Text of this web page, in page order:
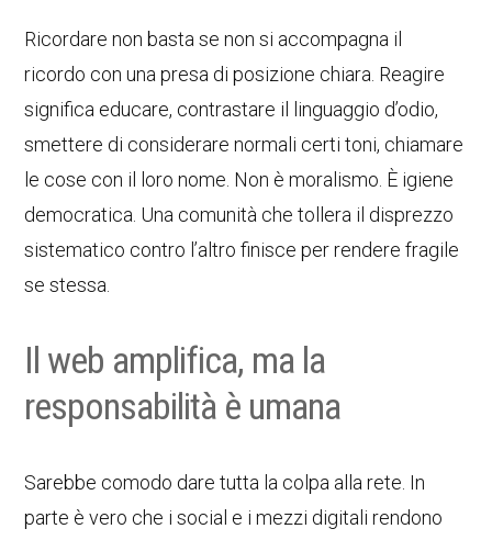
Ricordare non basta se non si accompagna il
ricordo con una presa di posizione chiara. Reagire
significa educare, contrastare il linguaggio d’odio,
smettere di considerare normali certi toni, chiamare
le cose con il loro nome. Non è moralismo. È igiene
democratica. Una comunità che tollera il disprezzo
sistematico contro l’altro finisce per rendere fragile
se stessa.
Il web amplifica, ma la
responsabilità è umana
Sarebbe comodo dare tutta la colpa alla rete. In
parte è vero che i social e i mezzi digitali rendono